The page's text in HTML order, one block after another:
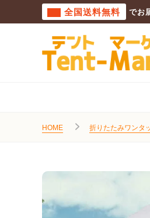
全国送料無料 でお
HOME 折りたたみワンタ